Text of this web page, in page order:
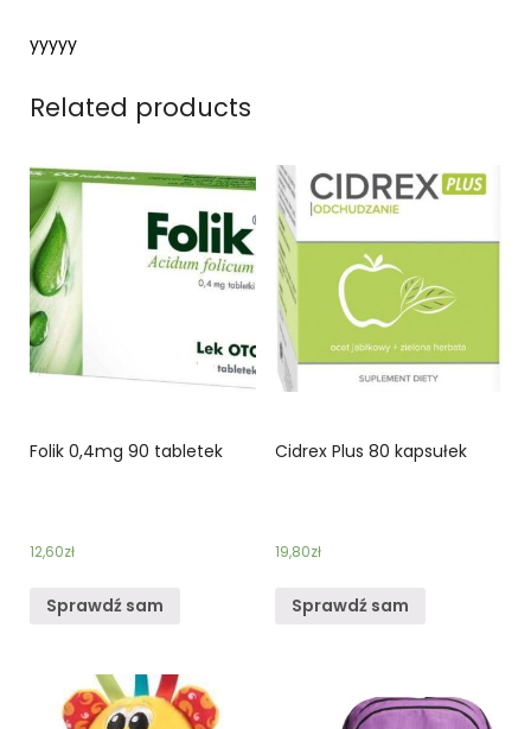
yyyyy
Related products
Folik 0,4mg 90 tabletek
12,60zł
Sprawdź sam
Cidrex Plus 80 kapsułek
19,80zł
Sprawdź sam